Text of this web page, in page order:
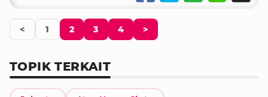
< 1 2 3 4 >
TOPIK TERKAIT